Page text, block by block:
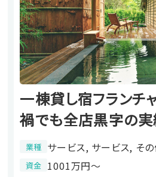
一棟貸し宿フランチ
禍でも全店黒字の実
業種 サービス, サービス, そ
資金 1001万円〜